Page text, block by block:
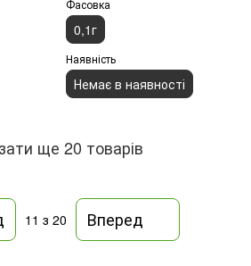
Фасовка
0,1г
Наявність
Немає в наявності
ще 20 товарів
11 з 20 Вперед